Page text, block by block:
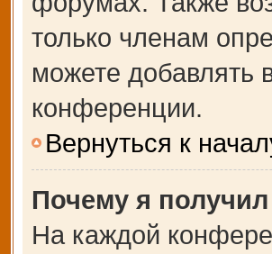
только членам
можете добавлять
конференции.
Вернуться к
Почему я
На каждой